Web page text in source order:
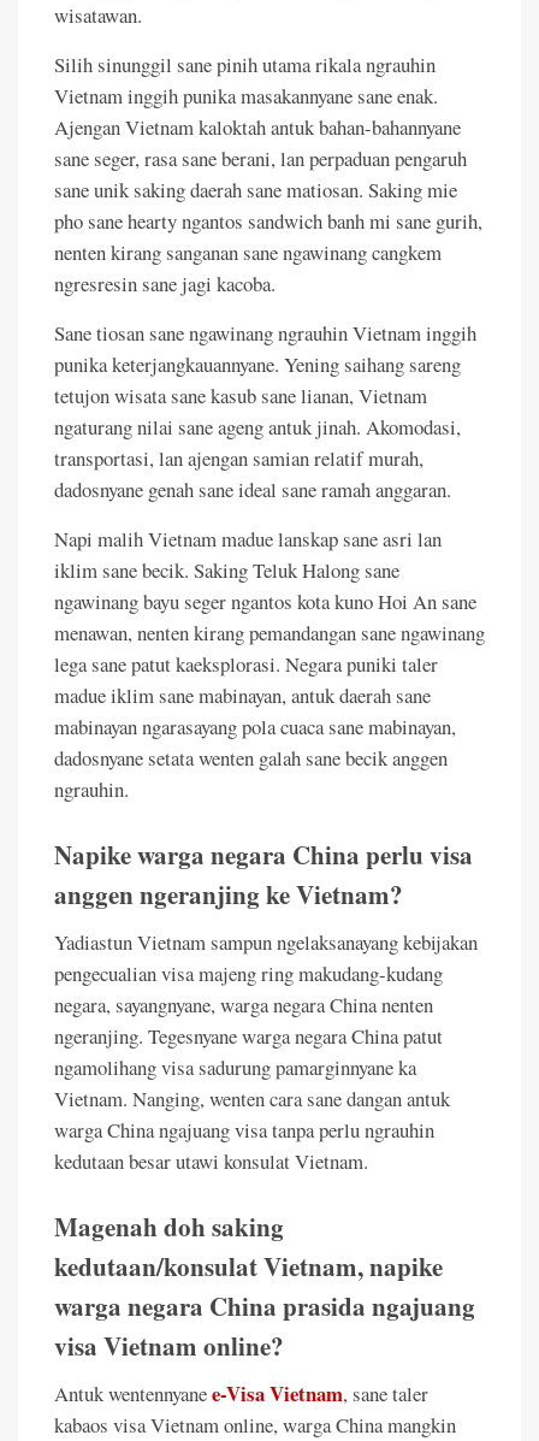
wisatawan.
Silih sinunggil sane pinih utama rikala ngrauhin
Vietnam inggih punika masakannyane sane enak.
Ajengan Vietnam kaloktah antuk bahan-bahannyane
sane seger, rasa sane berani, lan perpaduan pengaruh
sane unik saking daerah sane matiosan. Saking mie
pho sane hearty ngantos sandwich banh mi sane gurih,
nenten kirang sanganan sane ngawinang cangkem
ngresresin sane jagi kacoba.
Sane tiosan sane ngawinang ngrauhin Vietnam inggih
punika keterjangkauannyane. Yening saihang sareng
tetujon wisata sane kasub sane lianan, Vietnam
ngaturang nilai sane ageng antuk jinah. Akomodasi,
transportasi, lan ajengan samian relatif murah,
dadosnyane genah sane ideal sane ramah anggaran.
Napi malih Vietnam madue lanskap sane asri lan
iklim sane becik. Saking Teluk Halong sane
ngawinang bayu seger ngantos kota kuno Hoi An sane
menawan, nenten kirang pemandangan sane ngawinang
lega sane patut kaeksplorasi. Negara puniki taler
madue iklim sane mabinayan, antuk daerah sane
mabinayan ngarasayang pola cuaca sane mabinayan,
dadosnyane setata wenten galah sane becik anggen
ngrauhin.
Napike warga negara China perlu visa
anggen ngeranjing ke Vietnam?
Yadiastun Vietnam sampun ngelaksanayang kebijakan
pengecualian visa majeng ring makudang-kudang
negara, sayangnyane, warga negara China nenten
ngeranjing. Tegesnyane warga negara China patut
ngamolihang visa sadurung pamarginnyane ka
Vietnam. Nanging, wenten cara sane dangan antuk
warga China ngajuang visa tanpa perlu ngrauhin
kedutaan besar utawi konsulat Vietnam.
Magenah doh saking
kedutaan/konsulat Vietnam, napike
warga negara China prasida ngajuang
visa Vietnam online?
Antuk wentennyanee-Visa Vietnam, sane taler
kabaos visa Vietnam online, warga China mangkin